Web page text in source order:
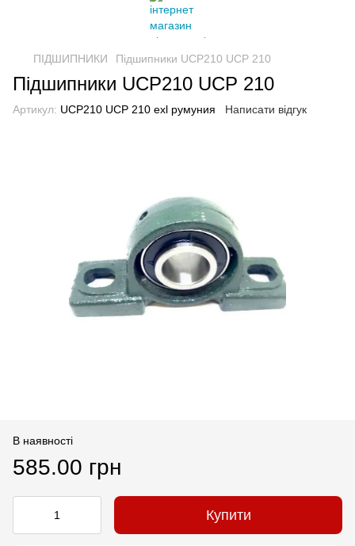
ПІДШИПНИКИ Підшипники UCP210 UCP 210
Підшипники UCP210 UCP 210
Артикул: UCP210 UCP 210 exl румуния Написати відгук
В наявності
585.00 грн
Купити